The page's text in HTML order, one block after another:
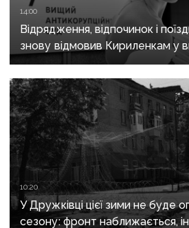
14:00
Відрядження, відпочинок і
знову відмовив Кириленкам у
10:20
У Дружківці цієї зими не буде
сезону: фронт наближається,